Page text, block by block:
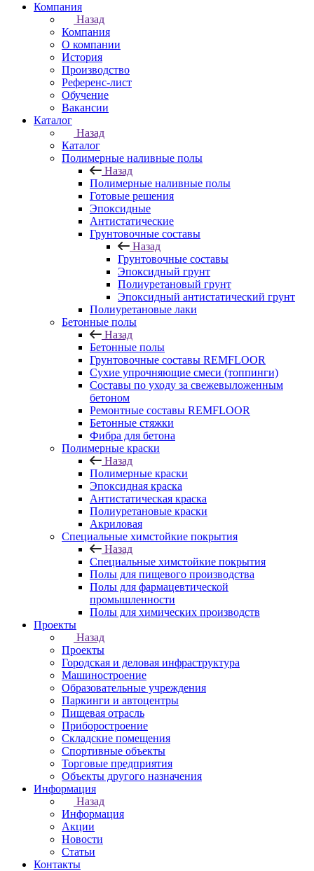
Компания
Назад
Компания
О компании
История
Производство
Референс-лист
Обучение
Вакансии
Каталог
Назад
Каталог
Полимерные наливные полы
Назад
Полимерные наливные полы
Готовые решения
Эпоксидные
Антистатические
Грунтовочные составы
Назад
Грунтовочные составы
Эпоксидный грунт
Полиуретановый грунт
Эпоксидный антистатический грунт
Полиуретановые лаки
Бетонные полы
Назад
Бетонные полы
Грунтовочные составы REMFLOOR
Сухие упрочняющие смеси (топпинги)
Составы по уходу за свежевыложенным
бетоном
Ремонтные составы REMFLOOR
Бетонные стяжки
Фибра для бетона
Полимерные краски
Назад
Полимерные краски
Эпоксидная краска
Антистатическая краска
Полиуретановые краски
Акриловая
Специальные химстойкие покрытия
Назад
Специальные химстойкие покрытия
Полы для пищевого производства
Полы для фармацевтической
промышленности
Полы для химических производств
Проекты
Назад
Проекты
Городская и деловая инфраструктура
Машиностроение
Образовательные учреждения
Паркинги и автоцентры
Пищевая отрасль
Приборостроение
Складские помещения
Спортивные объекты
Торговые предприятия
Объекты другого назначения
Информация
Назад
Информация
Акции
Новости
Статьи
Контакты